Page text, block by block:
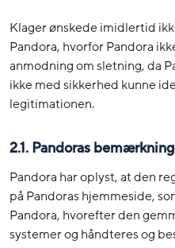
Klager ønskede imidlertid
Pandora, hvorfor Pandora
anmodning om sletning, da
ikke med sikkerhed kunne
legitimationen.
2.1. Pandoras
Pandora har oplyst, at den
på Pandoras hjemmeside,
Pandora, hvorefter den
systemer og håndteres og